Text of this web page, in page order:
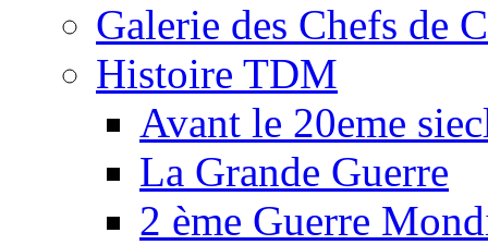
Galerie des Chefs de
Histoire TDM
Avant le 20eme
La Grande Guerre
2 ème Guerre